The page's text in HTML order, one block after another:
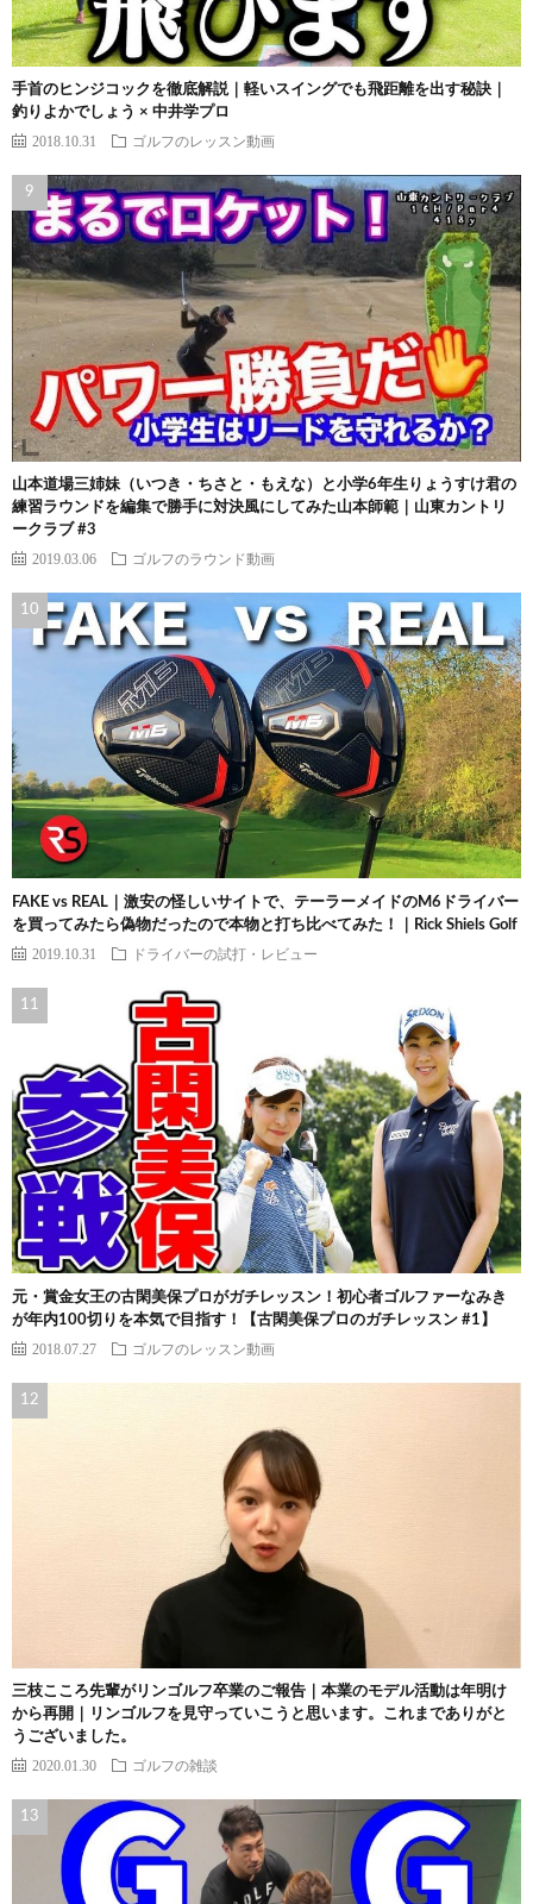
手首のヒンジコックを徹底解説｜軽いスイングでも飛距離を出す秘訣｜
釣りよかでしょう × 中井学プロ
2018.10.31 ゴルフのレッスン動画
山本道場三姉妹（いつき・ちさと・もえな）と小学6年生りょうすけ君の
練習ラウンドを編集で勝手に対決風にしてみた山本師範｜山東カントリ
ークラブ #3
2019.03.06 ゴルフのラウンド動画
FAKE vs REAL｜激安の怪しいサイトで、テーラーメイドのM6ドライバー
を買ってみたら偽物だったので本物と打ち比べてみた！｜Rick Shiels Golf
2019.10.31 ドライバーの試打・レビュー
元・賞金女王の古閑美保プロがガチレッスン！初心者ゴルファーなみき
が年内100切りを本気で目指す！【古閑美保プロのガチレッスン #1】
2018.07.27 ゴルフのレッスン動画
三枝こころ先輩がリンゴルフ卒業のご報告｜本業のモデル活動は年明け
から再開｜リンゴルフを見守っていこうと思います。これまでありがと
うございました。
2020.01.30 ゴルフの雑談